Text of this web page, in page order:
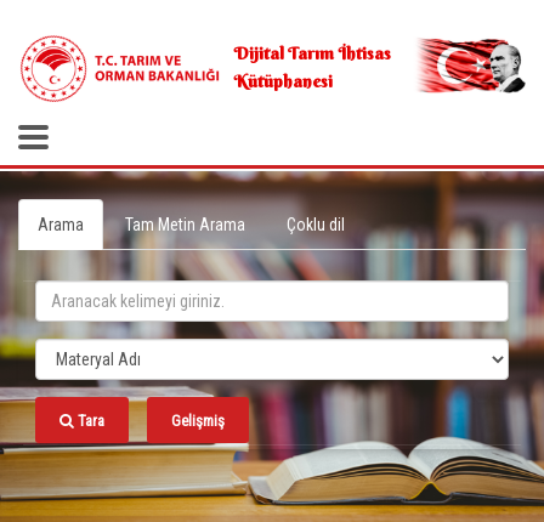
Dijital Tarım İhtisas
Kütüphanesi
Arama Tam Metin Arama Çoklu dil
Tara Gelişmiş